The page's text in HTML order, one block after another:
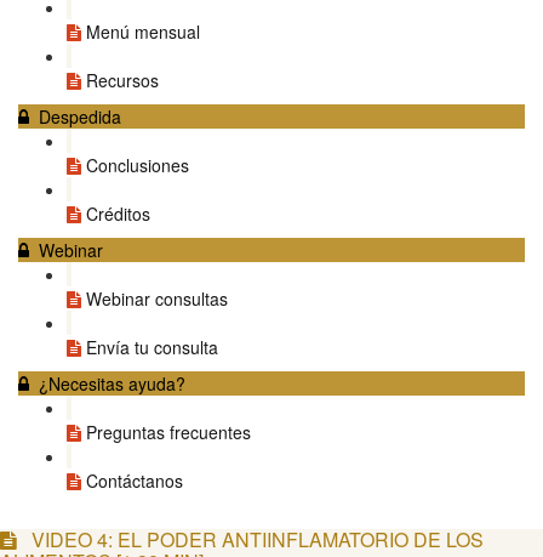
Menú mensual
Recursos
Despedida
Conclusiones
Créditos
Webinar
Webinar consultas
Envía tu consulta
¿Necesitas ayuda?
Preguntas frecuentes
Contáctanos
VIDEO 4: EL PODER ANTIINFLAMATORIO DE LOS